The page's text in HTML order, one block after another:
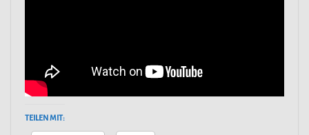
TEILEN MIT: